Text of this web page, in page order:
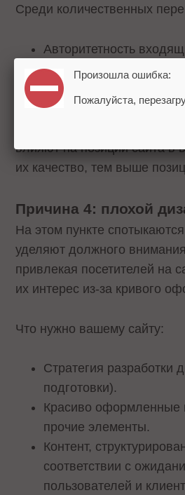
Среди количественных
Авторитетность
Авторитетность домена.
Пользовательские
влияют на позиции сайта
их качество, тем выше
Причина 4: плохой
На этом пункте
уделяют должного
привлекая посетителей на
их интерес из-за кривого
Что нужно вашему сайту:
Стратегия разработки
подготовки).
Красиво оформленные
прочие элементы.
Контент,
соответствии с
пользователей и
Произошла ошибка:
Пожалуйста,